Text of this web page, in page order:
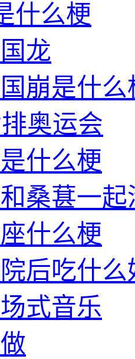
什么梗
龙
崩是什么
奥运会
什么梗
桑葚一起
什么梗
后吃什么
式音乐